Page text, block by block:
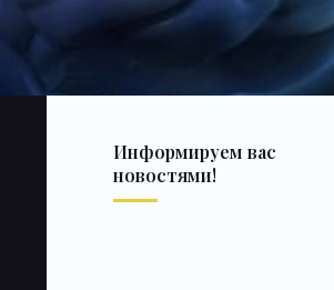
Информируем вас
новостями!